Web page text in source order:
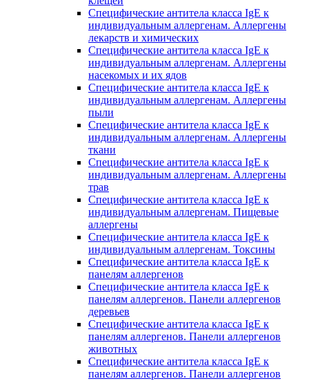
Специфические антитела класса IgE к
индивидуальным аллергенам. Аллергены
лекарств и химических
Специфические антитела класса IgE к
индивидуальным аллергенам. Аллергены
насекомых и их ядов
Специфические антитела класса IgE к
индивидуальным аллергенам. Аллергены
пыли
Специфические антитела класса IgE к
индивидуальным аллергенам. Аллергены
ткани
Специфические антитела класса IgE к
индивидуальным аллергенам. Аллергены
трав
Специфические антитела класса IgE к
индивидуальным аллергенам. Пищевые
аллергены
Специфические антитела класса IgE к
индивидуальным аллергенам. Токсины
Специфические антитела класса IgE к
панелям аллергенов
Специфические антитела класса IgE к
панелям аллергенов. Панели аллергенов
деревьев
Специфические антитела класса IgE к
панелям аллергенов. Панели аллергенов
животных
Специфические антитела класса IgE к
панелям аллергенов. Панели аллергенов